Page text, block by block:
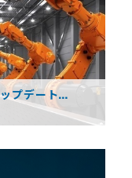
プデート